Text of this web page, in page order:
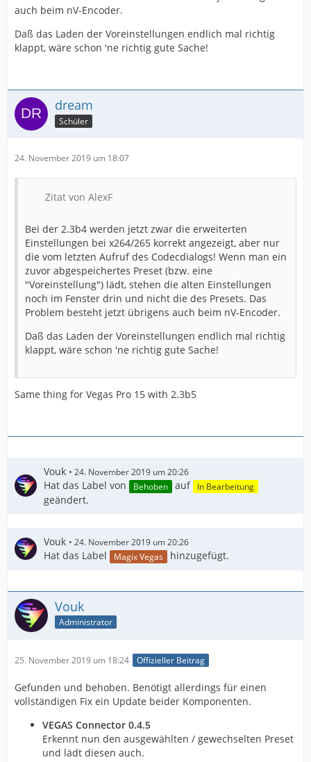
auch beim nV-Encoder.
Daß das Laden der Voreinstellungen endlich mal richtig
klappt, wäre schon 'ne richtig gute Sache!
dream
Schüler
24. November 2019 um 18:07
Zitat von AlexF
Bei der 2.3b4 werden jetzt zwar die erweiterten
Einstellungen bei x264/265 korrekt angezeigt, aber nur
die vom letzten Aufruf des Codecdialogs! Wenn man ein
zuvor abgespeichertes Preset (bzw. eine
"Voreinstellung") lädt, stehen die alten Einstellungen
noch im Fenster drin und nicht die des Presets. Das
Problem besteht jetzt übrigens auch beim nV-Encoder.
Daß das Laden der Voreinstellungen endlich mal richtig
klappt, wäre schon 'ne richtig gute Sache!
Same thing for Vegas Pro 15 with 2.3b5
Vouk 24. November 2019 um 20:26
Hat das Label von Behoben auf In Bearbeitung
geändert.
Vouk 24. November 2019 um 20:26
Hat das Label Magix Vegas hinzugefügt.
Vouk
Administrator
25. November 2019 um 18:24 Offizieller Beitrag
Gefunden und behoben. Benötigt allerdings für einen
vollständigen Fix ein Update beider Komponenten.
VEGAS Connector 0.4.5
Erkennt nun den ausgewählten / gewechselten Preset
und lädt diesen auch.